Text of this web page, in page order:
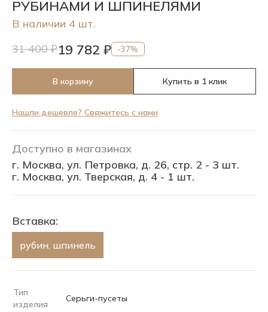
РУБИНАМИ И ШПИНЕЛЯМИ
В наличии 4 шт.
31 400 ₽19 782 ₽ -37%
В корзину Купить в 1 клик
Нашли дешевле? Свяжитесь с нами
Доступно в магазинах
г. Москва, ул. Петровка, д. 26, стр. 2 - 3 шт.
г. Москва, ул. Тверская, д. 4 - 1 шт.
Вставка:
рубин, шпинель
Тип
изделия
Серьги-пусеты